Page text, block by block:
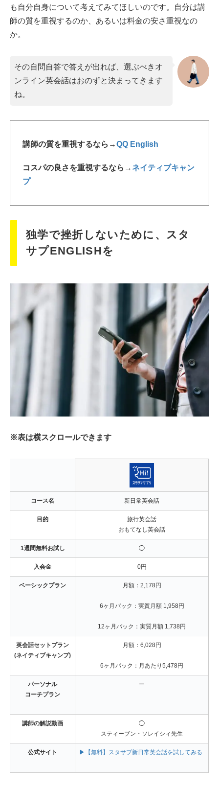
も自分自身について考えてみてほしいのです。自分は講
師の質を重視するのか、あるいは料金の安さ重視なの
か。
その自問自答で答えが出れば、選ぶべきオ
ンライン英会話はおのずと決まってきます
ね。
講師の質を重視するなら→QQ English
コスパの良さを重視するなら→ネイティブキャン
プ
独学で挫折しないために、スタ
サプENGLISHを
※表は横スクロールできます
コース名 新日常英会話
目的
旅行英会話
おもてなし英会話
1週間無料お試し ◯
入会金 0円
ベーシックプラン 月額：2,178円
6ヶ月パック：実質月額 1,958円
12ヶ月パック：実質月額 1,738円
英会話セットプラン
(ネイティブキャンプ)
月額：6,028円
6ヶ月パック：月あたり5,478円
パーソナル
コーチプラン
ー
講師の解説動画
◯
スティーブン・ソレイシィ先生
公式サイト ▶【無料】スタサプ新日常英会話を試してみる